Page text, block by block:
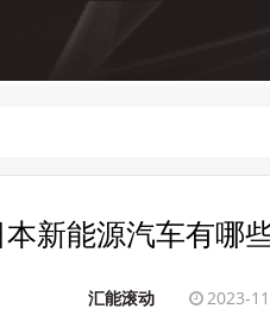
本新能源汽车有哪
汇能滚动 2023-